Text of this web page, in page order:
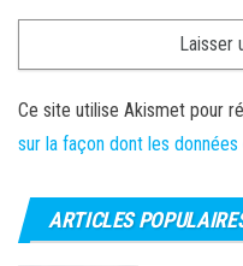
Ce site utilise Akismet pour
sur la façon dont les
ARTICLES